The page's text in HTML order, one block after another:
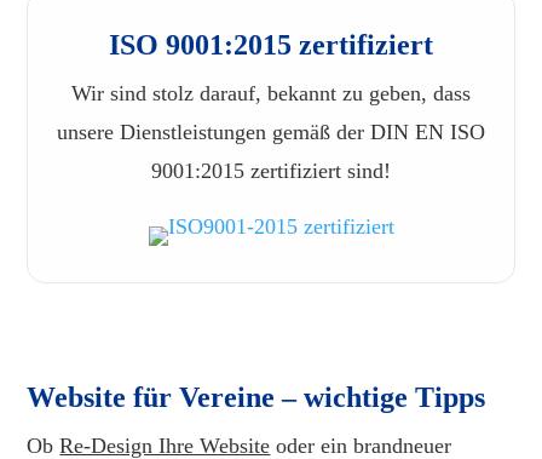
ISO 9001:2015 zertifiziert
Wir sind stolz darauf, bekannt zu geben, dass
unsere Dienstleistungen gemäß der DIN EN ISO
9001:2015 zertifiziert sind!
Website für Vereine – wichtige Tipps
ObRe-Design Ihre Website oder ein brandneuer